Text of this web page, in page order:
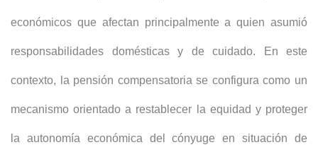
económicos que afectan principalmente a quien asumió
responsabilidades domésticas y de cuidado. En este
contexto, la pensión compensatoria se configura como un
mecanismo orientado a restablecer la equidad y proteger
la autonomía económica del cónyuge en situación de